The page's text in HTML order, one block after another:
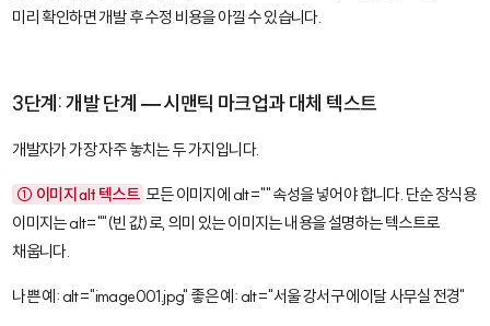
미리 확인하면 개발 후 수정 비용을 아낄 수 있습니다.
3단계: 개발 단계 — 시맨틱 마크업과 대체 텍스트
개발자가 가장 자주 놓치는 두 가지입니다.
① 이미지 alt 텍스트 모든 이미지에 alt=""속성을 넣어야 합니다. 단순 장식용
이미지는alt=""(빈 값)로, 의미 있는 이미지는 내용을 설명하는 텍스트로
채웁니다.
나쁜 예: alt="image001.jpg" 좋은 예: alt="서울 강서구 에이달 사무실 전경"